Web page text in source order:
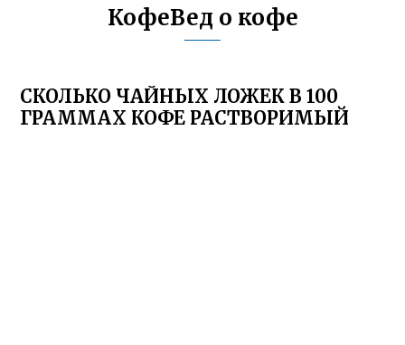
КофеВед о кофе
СКОЛЬКО ЧАЙНЫХ ЛОЖЕК В 100
ГРАММАХ КОФЕ РАСТВОРИМЫЙ